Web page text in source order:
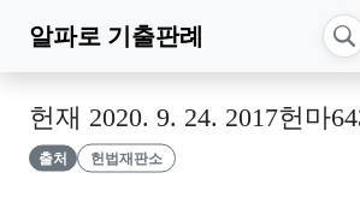
알파로 기출판례
헌재 2020. 9. 24. 2017헌마
출처 헌법재판소